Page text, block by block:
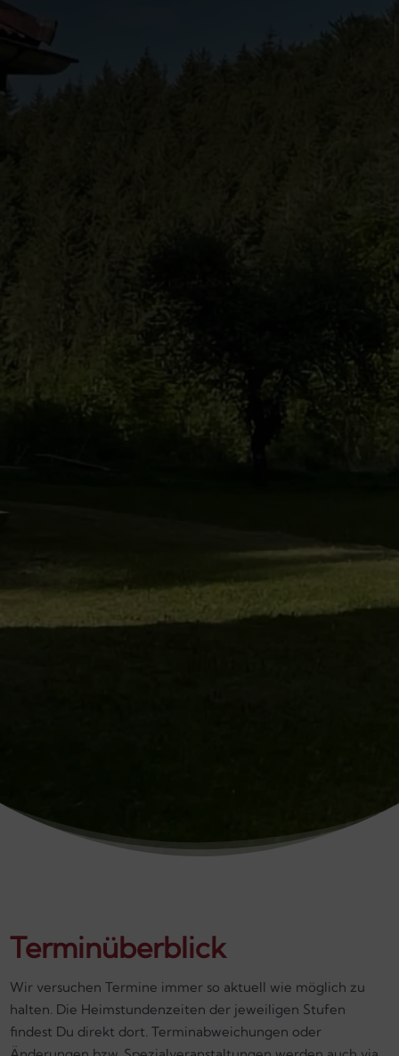
Termin­überblick
Wir versuchen Termine immer so aktuell wie möglich zu
halten. Die Heimstunden­zeiten der jeweiligen Stufen
findest Du direkt dort. Termin­abweichungen oder